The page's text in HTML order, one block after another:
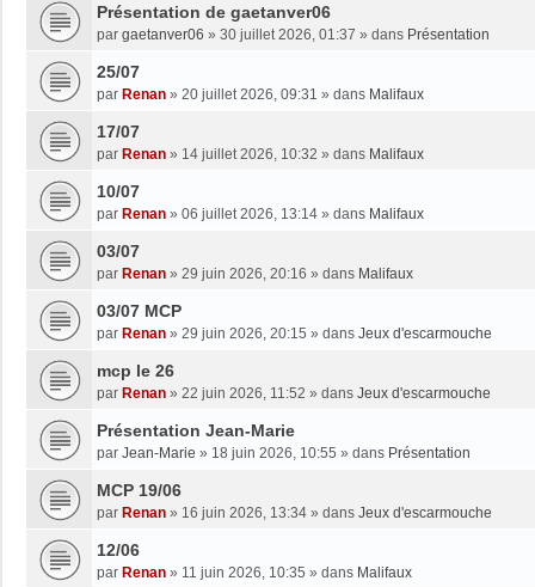
Présentation de gaetanver06
par gaetanver06 » 30 juillet 2026, 01:37 » dans Présentation
25/07
par Renan » 20 juillet 2026, 09:31 » dans Malifaux
17/07
par Renan » 14 juillet 2026, 10:32 » dans Malifaux
10/07
par Renan » 06 juillet 2026, 13:14 » dans Malifaux
03/07
par Renan » 29 juin 2026, 20:16 » dans Malifaux
03/07 MCP
par Renan » 29 juin 2026, 20:15 » dans Jeux d'escarmouche
mcp le 26
par Renan » 22 juin 2026, 11:52 » dans Jeux d'escarmouche
Présentation Jean-Marie
par Jean-Marie » 18 juin 2026, 10:55 » dans Présentation
MCP 19/06
par Renan » 16 juin 2026, 13:34 » dans Jeux d'escarmouche
12/06
par Renan » 11 juin 2026, 10:35 » dans Malifaux